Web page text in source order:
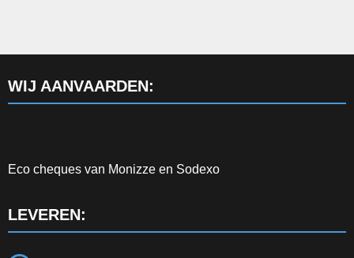
WIJ AANVAARDEN:
Eco cheques van Monizze en Sodexo
LEVEREN: